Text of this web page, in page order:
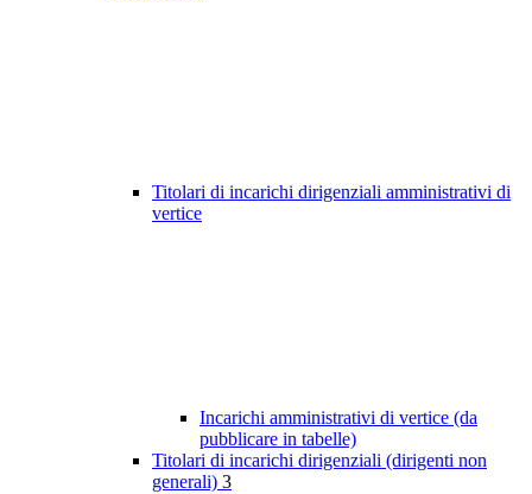
Titolari di incarichi dirigenziali amministrativi di
vertice
Incarichi amministrativi di vertice (da
pubblicare in tabelle)
Titolari di incarichi dirigenziali (dirigenti non
generali) 3